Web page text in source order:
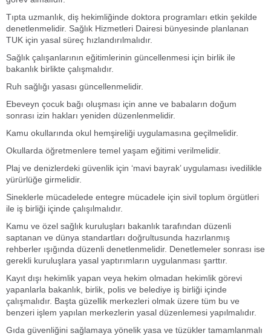
Tıpta uzmanlık, diş hekimliğinde doktora programları etkin şekilde
denetlenmelidir. Sağlık Hizmetleri Dairesi bünyesinde planlanan
TUK için yasal süreç hızlandırılmalıdır.
Sağlık çalışanlarının eğitimlerinin güncellenmesi için birlik ile
bakanlık birlikte çalışmalıdır.
Ruh sağlığı yasası güncellenmelidir.
Ebeveyn çocuk bağı oluşması için anne ve babaların doğum
sonrası izin hakları yeniden düzenlenmelidir.
Kamu okullarında okul hemşireliği uygulamasına geçilmelidir.
Okullarda öğretmenlere temel yaşam eğitimi verilmelidir.
Plaj ve denizlerdeki güvenlik için ‘mavi bayrak’ uygulaması ivedilikle
yürürlüğe girmelidir.
Sineklerle mücadelede entegre mücadele için sivil toplum örgütleri
ile iş birliği içinde çalışılmalıdır.
Kamu ve özel sağlık kuruluşları bakanlık tarafından düzenli
saptanan ve dünya standartları doğrultusunda hazırlanmış
rehberler ışığında düzenli denetlenmelidir. Denetlemeler sonrası ise
gerekli kuruluşlara yasal yaptırımların uygulanması şarttır.
Kayıt dışı hekimlik yapan veya hekim olmadan hekimlik görevi
yapanlarla bakanlık, birlik, polis ve belediye iş birliği içinde
çalışmalıdır. Başta güzellik merkezleri olmak üzere tüm bu ve
benzeri işlem yapılan merkezlerin yasal düzenlemesi yapılmalıdır.
Gıda güvenliğini sağlamaya yönelik yasa ve tüzükler tamamlanmalı